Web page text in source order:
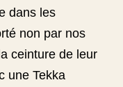
dans les
non par nos
ceinture de leur
une Tekka